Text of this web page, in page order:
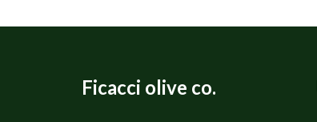
Ficacci olive co.